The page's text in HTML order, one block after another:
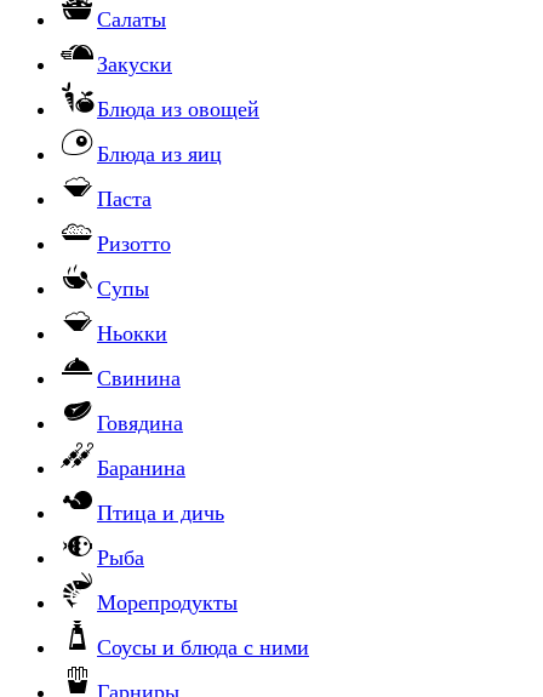
Салаты
Закуски
Блюда из овощей
Блюда из яиц
Паста
Ризотто
Супы
Ньокки
Свинина
Говядина
Баранина
Птица и дичь
Рыба
Морепродукты
Соусы и блюда с ними